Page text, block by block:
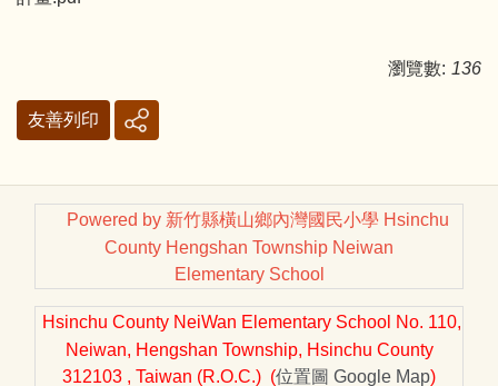
瀏覽數: 136
友善列印
Powered by 新竹縣橫山鄉內灣國民小學 Hsinchu
County Hengshan Township Neiwan
Elementary School
Hsinchu County NeiWan Elementary School No. 110,
Neiwan, Hengshan Township, Hsinchu County
312103 , Taiwan (R.O.C.) (位置圖 Google Map)